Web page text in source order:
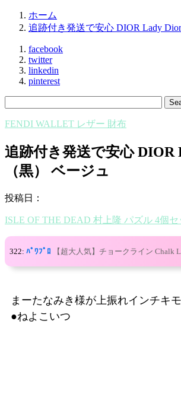
ホーム
追跡付き発送で安心 DIOR Lady
facebook
twitter
linkedin
pinterest
FENDI WALLET レザー 財布
追跡付き発送で安心 DIOR
（黒） ベージュ
投稿日：
ISLE OF THE DEAD 村上隆 パズル 4個セ
322: ﾊﾟﾜﾌﾟﾛ 【超大人気】チョークライン Chalk
まーたなみき様が上振れインチキ
●ねよこいつ